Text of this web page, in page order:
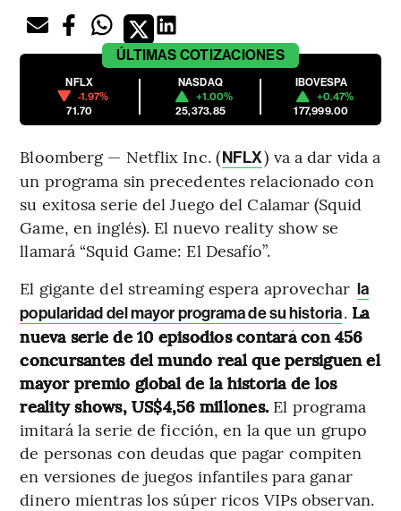
ÚLTIMAS COTIZACIONES
NFLX
-1.97%
71.70
NASDAQ
+1.00%
25,373.85
IBOVESPA
+0.47%
177,999.00
Bloomberg — Netflix Inc. (NFLX) va a dar vida a
un programa sin precedentes relacionado con
su exitosa serie del Juego del Calamar (Squid
Game, en inglés). El nuevo reality show se
llamará “Squid Game: El Desafío”.
El gigante del streaming espera aprovechar la
popularidad del mayor programa de su historia. La
nueva serie de 10 episodios contará con 456
concursantes del mundo real que persiguen el
mayor premio global de la historia de los
reality shows, US$4,56 millones. El programa
imitará la serie de ficción, en la que un grupo
de personas con deudas que pagar compiten
en versiones de juegos infantiles para ganar
dinero mientras los súper ricos VIPs observan.